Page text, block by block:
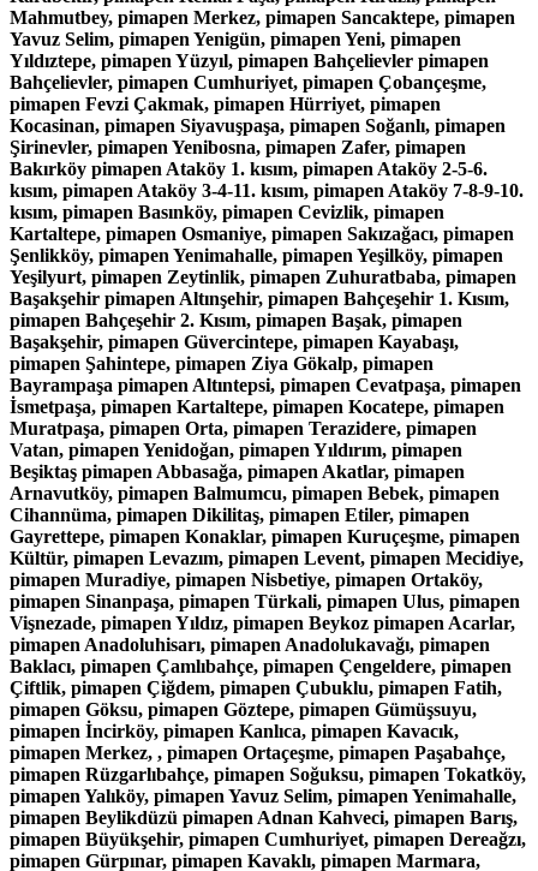
Mahmutbey, pimapen Merkez, pimapen Sancaktepe, pimapen
Yavuz Selim, pimapen Yenigün, pimapen Yeni, pimapen
Yıldıztepe, pimapen Yüzyıl, pimapen Bahçelievler pimapen
Bahçelievler, pimapen Cumhuriyet, pimapen Çobançeşme,
pimapen Fevzi Çakmak, pimapen Hürriyet, pimapen
Kocasinan, pimapen Siyavuşpaşa, pimapen Soğanlı, pimapen
Şirinevler, pimapen Yenibosna, pimapen Zafer, pimapen
Bakırköy pimapen Ataköy 1. kısım, pimapen Ataköy 2-5-6.
kısım, pimapen Ataköy 3-4-11. kısım, pimapen Ataköy 7-8-9-10.
kısım, pimapen Basınköy, pimapen Cevizlik, pimapen
Kartaltepe, pimapen Osmaniye, pimapen Sakızağacı, pimapen
Şenlikköy, pimapen Yenimahalle, pimapen Yeşilköy, pimapen
Yeşilyurt, pimapen Zeytinlik, pimapen Zuhuratbaba, pimapen
Başakşehir pimapen Altınşehir, pimapen Bahçeşehir 1. Kısım,
pimapen Bahçeşehir 2. Kısım, pimapen Başak, pimapen
Başakşehir, pimapen Güvercintepe, pimapen Kayabaşı,
pimapen Şahintepe, pimapen Ziya Gökalp, pimapen
Bayrampaşa pimapen Altıntepsi, pimapen Cevatpaşa, pimapen
İsmetpaşa, pimapen Kartaltepe, pimapen Kocatepe, pimapen
Muratpaşa, pimapen Orta, pimapen Terazidere, pimapen
Vatan, pimapen Yenidoğan, pimapen Yıldırım, pimapen
Beşiktaş pimapen Abbasağa, pimapen Akatlar, pimapen
Arnavutköy, pimapen Balmumcu, pimapen Bebek, pimapen
Cihannüma, pimapen Dikilitaş, pimapen Etiler, pimapen
Gayrettepe, pimapen Konaklar, pimapen Kuruçeşme, pimapen
Kültür, pimapen Levazım, pimapen Levent, pimapen Mecidiye,
pimapen Muradiye, pimapen Nisbetiye, pimapen Ortaköy,
pimapen Sinanpaşa, pimapen Türkali, pimapen Ulus, pimapen
Vişnezade, pimapen Yıldız, pimapen Beykoz pimapen Acarlar,
pimapen Anadoluhisarı, pimapen Anadolukavağı, pimapen
Baklacı, pimapen Çamlıbahçe, pimapen Çengeldere, pimapen
Çiftlik, pimapen Çiğdem, pimapen Çubuklu, pimapen Fatih,
pimapen Göksu, pimapen Göztepe, pimapen Gümüşsuyu,
pimapen İncirköy, pimapen Kanlıca, pimapen Kavacık,
pimapen Merkez, , pimapen Ortaçeşme, pimapen Paşabahçe,
pimapen Rüzgarlıbahçe, pimapen Soğuksu, pimapen Tokatköy,
pimapen Yalıköy, pimapen Yavuz Selim, pimapen Yenimahalle,
pimapen Beylikdüzü pimapen Adnan Kahveci, pimapen Barış,
pimapen Büyükşehir, pimapen Cumhuriyet, pimapen Dereağzı,
pimapen Gürpınar, pimapen Kavaklı, pimapen Marmara,